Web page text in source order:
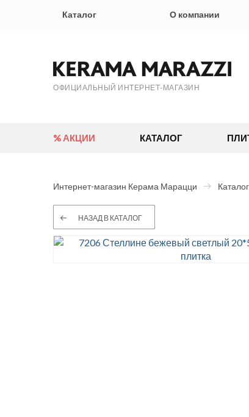
Каталог О компании
ОФИЦИАЛЬНЫЙ ИНТЕРНЕТ-МАГАЗИН
% АКЦИИ КАТАЛОГ
Интернет-магазин Керама Марацци Каталог
НАЗАД В КАТАЛОГ